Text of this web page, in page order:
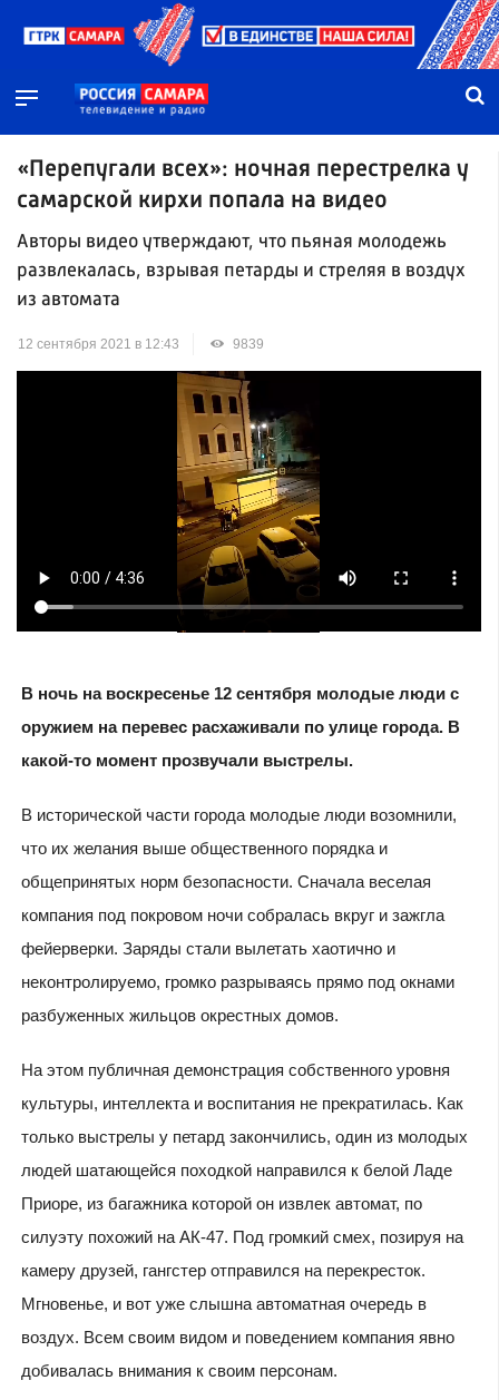
«Перепугали всех»: ночная перестрелка у
самарской кирхи попала на видео
Авторы видео утверждают, что пьяная молодежь
развлекалась, взрывая петарды и стреляя в воздух
из автомата
12 сентября 2021 в 12:43 9839
В ночь на воскресенье 12 сентября молодые люди с
оружием на перевес расхаживали по улице города. В
какой-то момент прозвучали выстрелы.
В исторической части города молодые люди возомнили,
что их желания выше общественного порядка и
общепринятых норм безопасности. Сначала веселая
компания под покровом ночи собралась вкруг и зажгла
фейерверки. Заряды стали вылетать хаотично и
неконтролируемо, громко разрываясь прямо под окнами
разбуженных жильцов окрестных домов.
На этом публичная демонстрация собственного уровня
культуры, интеллекта и воспитания не прекратилась. Как
только выстрелы у петард закончились, один из молодых
людей шатающейся походкой направился к белой Ладе
Приоре, из багажника которой он извлек автомат, по
силуэту похожий на АК-47. Под громкий смех, позируя на
камеру друзей, гангстер отправился на перекресток.
Мгновенье, и вот уже слышна автоматная очередь в
воздух. Всем своим видом и поведением компания явно
добивалась внимания к своим персонам.